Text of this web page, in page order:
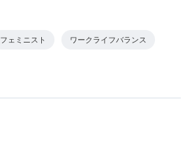
フェミニスト ワークライフバランス